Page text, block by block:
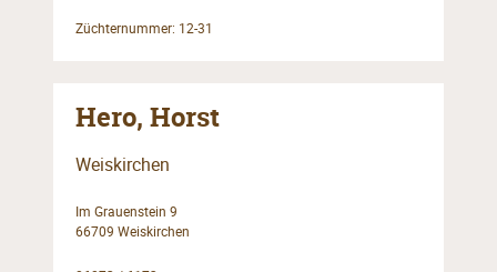
Züchternummer: 12-31
Hero, Horst
Weiskirchen
Im Grauenstein 9
66709 Weiskirchen